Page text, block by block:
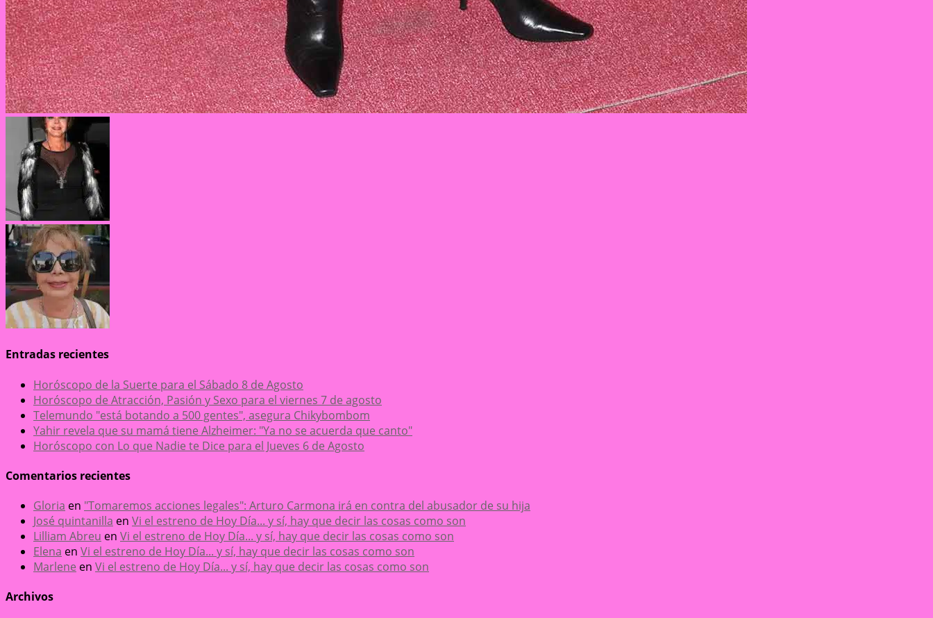
Entradas recientes
Horóscopo de la Suerte para el Sábado 8 de Agosto
Horóscopo de Atracción, Pasión y Sexo para el viernes 7 de agosto
Telemundo "está botando a 500 gentes", asegura Chikybombom
Yahir revela que su mamá tiene Alzheimer: "Ya no se acuerda que canto"
Horóscopo con Lo que Nadie te Dice para el Jueves 6 de Agosto
Comentarios recientes
Gloria en "Tomaremos acciones legales": Arturo Carmona irá en contra del abusador de su hija
José quintanilla en Vi el estreno de Hoy Día... y sí, hay que decir las cosas como son
Lilliam Abreu en Vi el estreno de Hoy Día... y sí, hay que decir las cosas como son
Elena en Vi el estreno de Hoy Día... y sí, hay que decir las cosas como son
Marlene en Vi el estreno de Hoy Día... y sí, hay que decir las cosas como son
Archivos